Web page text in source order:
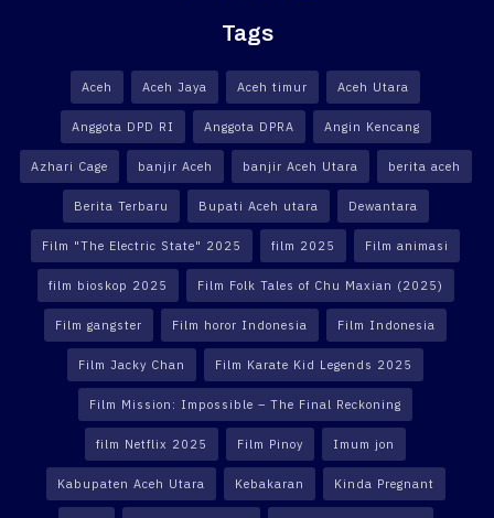
Tags
Aceh Aceh Jaya Aceh timur Aceh Utara
Anggota DPD RI Anggota DPRA Angin Kencang
Azhari Cage banjir Aceh banjir Aceh Utara berita aceh
Berita Terbaru Bupati Aceh utara Dewantara
Film "The Electric State" 2025 film 2025 Film animasi
film bioskop 2025 Film Folk Tales of Chu Maxian (2025)
Film gangster Film horor Indonesia Film Indonesia
Film Jacky Chan Film Karate Kid Legends 2025
Film Mission: Impossible – The Final Reckoning
film Netflix 2025 Film Pinoy Imum jon
Kabupaten Aceh Utara Kebakaran Kinda Pregnant